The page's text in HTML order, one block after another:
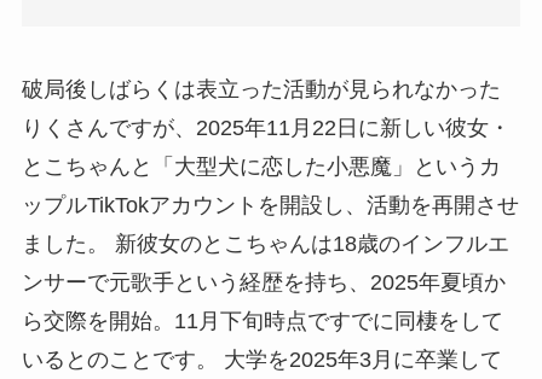
破局後しばらくは表立った活動が見られなかった
りくさんですが、2025年11月22日に新しい彼女・
とこちゃんと「大型犬に恋した小悪魔」というカ
ップルTikTokアカウントを開設し、活動を再開させ
ました。 新彼女のとこちゃんは18歳のインフルエ
ンサーで元歌手という経歴を持ち、2025年夏頃か
ら交際を開始。11月下旬時点ですでに同棲をして
いるとのことです。 大学を2025年3月に卒業して